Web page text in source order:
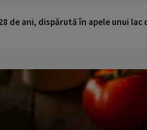
de ani, dispărută în apele unui